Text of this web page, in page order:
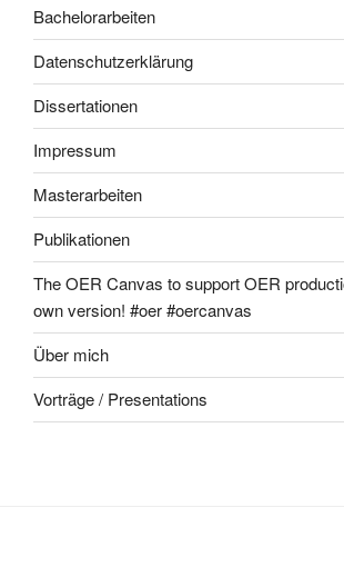
Bachelorarbeiten
Datenschutzerklärung
Dissertationen
Impressum
Masterarbeiten
Publikationen
The OER Canvas to support OER
own version! #oer #oercanvas
Über mich
Vorträge / Presentations